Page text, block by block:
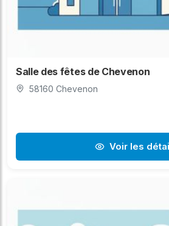
Salle des fêtes de Chevenon
58160 Chevenon
Voir les